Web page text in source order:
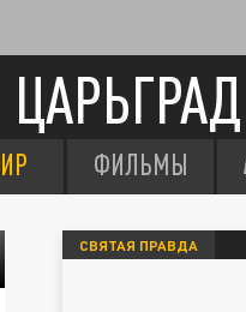
ЦАРЬГРАД
ФИЛЬМЫ
СВЯТАЯ ПРАВДА